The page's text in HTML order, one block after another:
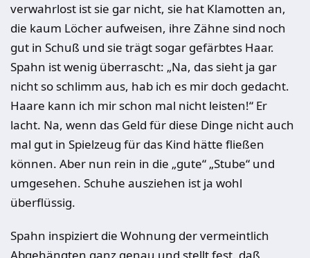
verwahrlost ist sie gar nicht, sie hat Klamotten an,
die kaum Löcher aufweisen, ihre Zähne sind noch
gut in Schuß und sie trägt sogar gefärbtes Haar.
Spahn ist wenig überrascht: „Na, das sieht ja gar
nicht so schlimm aus, hab ich es mir doch gedacht.
Haare kann ich mir schon mal nicht leisten!“ Er
lacht. Na, wenn das Geld für diese Dinge nicht auch
mal gut in Spielzeug für das Kind hätte fließen
können. Aber nun rein in die „gute“ „Stube“ und
umgesehen. Schuhe ausziehen ist ja wohl
überflüssig.
Spahn inspiziert die Wohnung der vermeintlich